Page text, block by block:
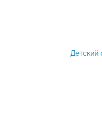
Детский